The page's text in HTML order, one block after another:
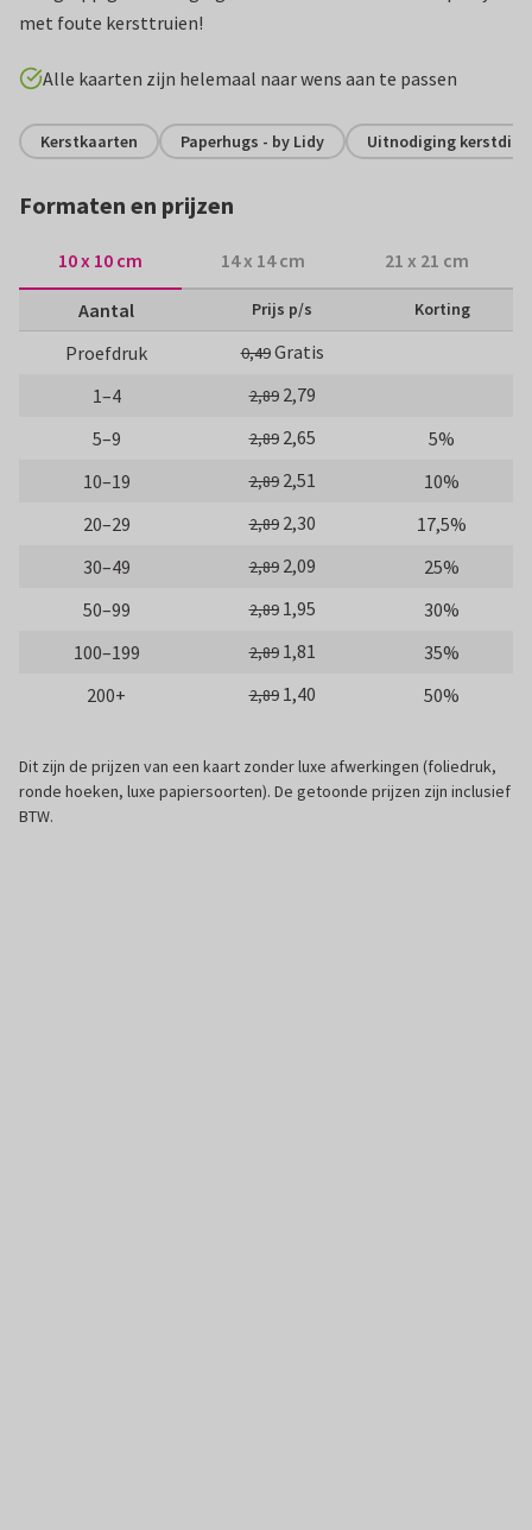
met foute kersttruien!
Alle kaarten zijn helemaal naar wens aan te passen
Kerstkaarten Paperhugs - by Lidy Uitnodiging
Formaten en prijzen
10 x 10 cm 14 x 14 cm 21 x 21 cm
Aantal Prijs p/s Korting
Proefdruk 0,49Gratis
1–4
2,89 2,79
5–9
2,89 2,65
5%
10–19
2,89 2,51
10%
20–29
2,89 2,30
17,5%
30–49
2,89 2,09
25%
50–99
2,89 1,95
30%
100–199
2,89 1,81
35%
200+
2,89 1,40 50%
Dit zijn de prijzen van een kaart zonder luxe afwerkingen (foliedruk,
ronde hoeken, luxe papiersoorten). De getoonde prijzen zijn inclusief
BTW.